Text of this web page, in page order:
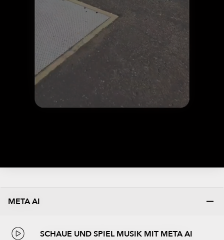
META AI
SCHAUE UND SPIEL MUSIK MIT META AI